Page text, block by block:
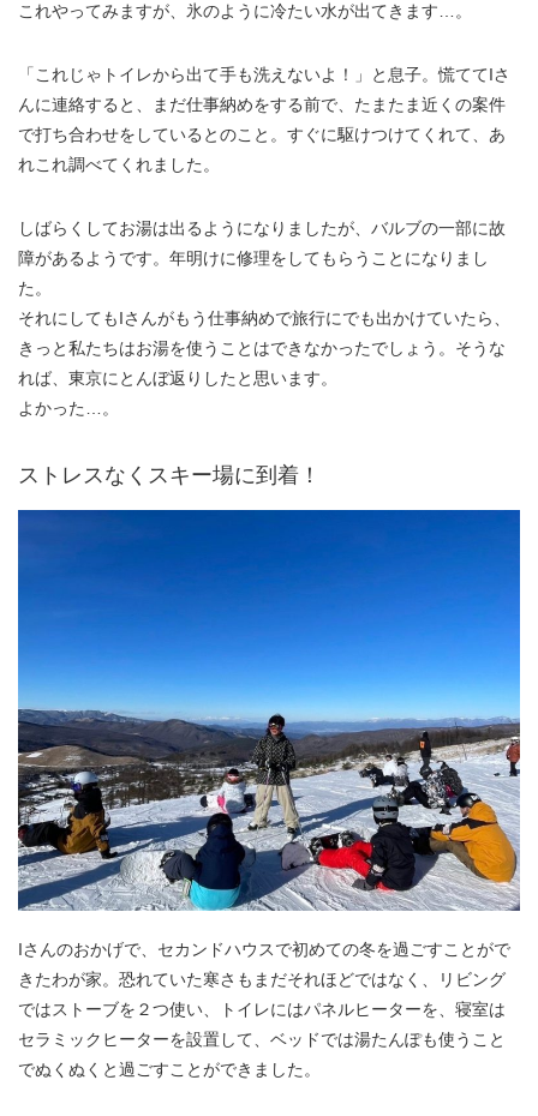
これやってみますが、氷のように冷たい水が出てきます…。
「これじゃトイレから出て手も洗えないよ！」と息子。慌ててIさ
んに連絡すると、まだ仕事納めをする前で、たまたま近くの案件
で打ち合わせをしているとのこと。すぐに駆けつけてくれて、あ
れこれ調べてくれました。
しばらくしてお湯は出るようになりましたが、バルブの一部に故
障があるようです。年明けに修理をしてもらうことになりまし
た。
それにしてもIさんがもう仕事納めで旅行にでも出かけていたら、
きっと私たちはお湯を使うことはできなかったでしょう。そうな
れば、東京にとんぼ返りしたと思います。
よかった…。
ストレスなくスキー場に到着！
Iさんのおかげで、セカンドハウスで初めての冬を過ごすことがで
きたわが家。恐れていた寒さもまだそれほどではなく、リビング
ではストーブを２つ使い、トイレにはパネルヒーターを、寝室は
セラミックヒーターを設置して、ベッドでは湯たんぽも使うこと
でぬくぬくと過ごすことができました。